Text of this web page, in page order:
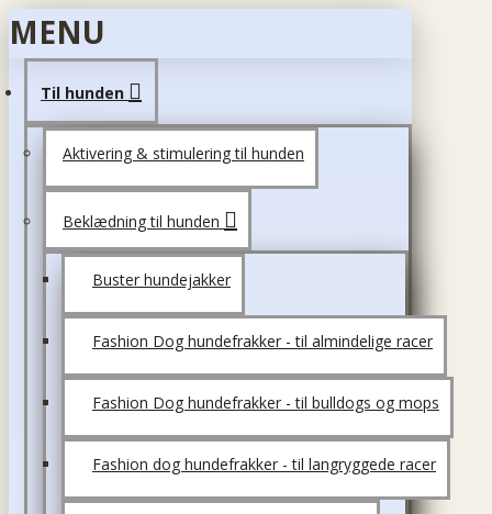
MENU
Til hunden
Aktivering & stimulering til hunden
Beklædning til hunden
Buster hundejakker
Fashion Dog hundefrakker - til almindelige racer
Fashion Dog hundefrakker - til bulldogs og mops
Fashion dog hundefrakker - til langryggede racer